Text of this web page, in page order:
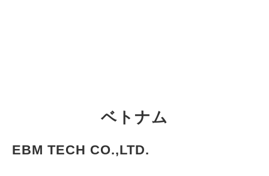
ベトナム
EBM TECH CO.,LTD.